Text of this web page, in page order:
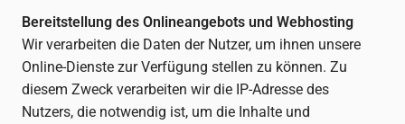
Bereitstellung des Onlineangebots und Webhosting
Wir verarbeiten die Daten der Nutzer, um ihnen unsere
Online-Dienste zur Verfügung stellen zu können. Zu
diesem Zweck verarbeiten wir die IP-Adresse des
Nutzers, die notwendig ist, um die Inhalte und